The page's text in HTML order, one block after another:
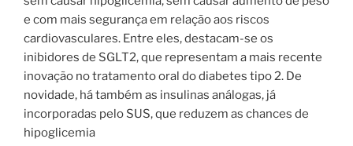
e com mais segurança em relação aos riscos
cardiovasculares. Entre eles, destacam-se os
inibidores de SGLT2, que representam a mais recente
inovação no tratamento oral do diabetes tipo 2. De
novidade, há também as insulinas análogas, já
incorporadas pelo SUS, que reduzem as chances de
hipoglicemia